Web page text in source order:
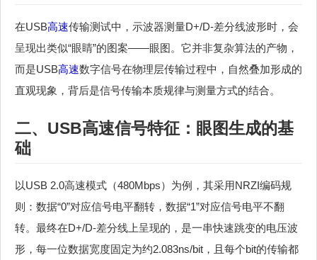
在USB高速传输测试中，示波器测量D+/D-差分线波形时，会
呈现出类似“眼睛”的图案——眼图。它并非复杂算法的产物，
而是USB高速数字信号在物理层传输过程中，自然叠加形成的
直观现象，背后是信号传输本质规律与测量方式的结合。
二、USB高速信号特征：眼图生成的基
础
以USB 2.0高速模式（480Mbps）为例，其采用NRZI编码规
则：数据“0”对应信号电平翻转，数据“1”对应信号电平不翻
转。最终在D+/D-差分线上呈现的，是一串快速跳变的电压波
形，每一位数据宽度固定为约2.083ns/bit，且每个bit的传输都